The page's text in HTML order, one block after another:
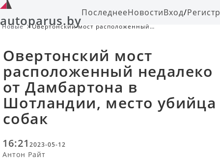
autoparus.byПоследнееНовостиВход/
Новые
Овертонский мост расположенный
Овертонский мост
расположенный недалеко
от Дамбартона в
Шотландии, место убийца
собак
16:21 2023-05-12
Антон Райт